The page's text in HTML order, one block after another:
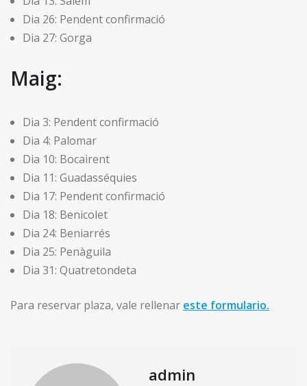
Dia 26: Pendent confirmació
Dia 27: Gorga
Maig:
Dia 3: Pendent confirmació
Dia 4: Palomar
Dia 10: Bocairent
Dia 11: Guadasséquies
Dia 17: Pendent confirmació
Dia 18: Benicolet
Dia 24: Beniarrés
Dia 25: Penàguila
Dia 31: Quatretondeta
Para reservar plaza, vale rellenar este formulario.
admin